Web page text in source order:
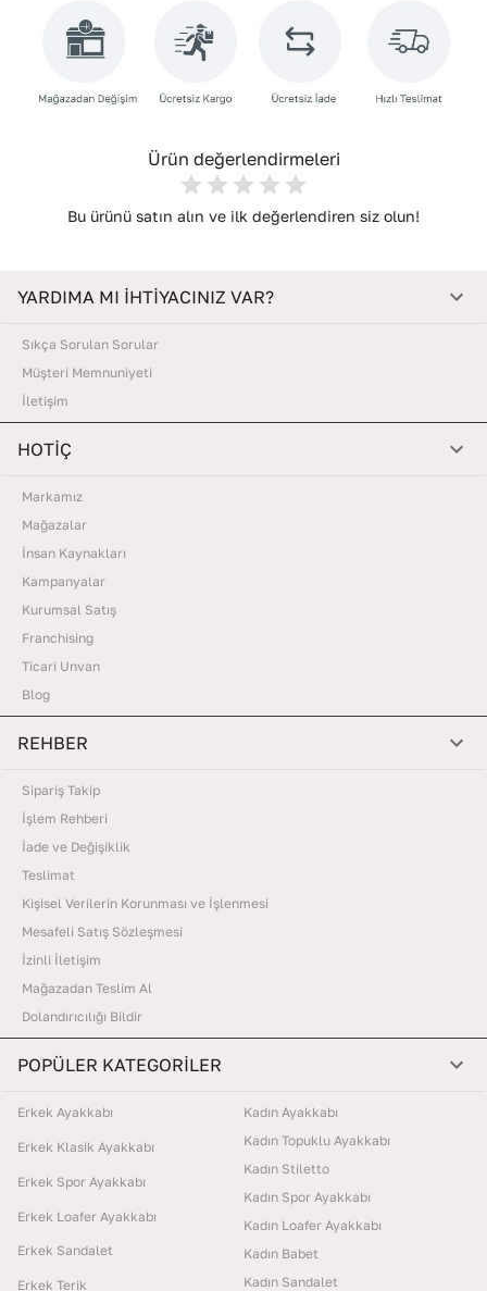
Topuk Tipi:İnce Topuklu
arındırın. Hafif nemli bezle silin, doğal olarak kurumasını
Ürün değerlendirmeleri
Bu ürünü satın alın ve ilk değerlendiren siz olun!
YARDIMA MI İHTİYACINIZ VAR?
Sıkça Sorulan Sorular
Müşteri Memnuniyeti
İletişim
HOTİÇ
Markamız
Mağazalar
İnsan Kaynakları
Kampanyalar
Kurumsal Satış
Franchising
Ticari Unvan
Blog
REHBER
Sipariş Takip
İşlem Rehberi
İade ve Değişiklik
Teslimat
Kişisel Verilerin Korunması ve İşlenmesi
Mesafeli Satış Sözleşmesi
İzinli İletişim
Mağazadan Teslim Al
Dolandırıcılığı Bildir
POPÜLER KATEGORİLER
Erkek Ayakkabı
Erkek Klasik Ayakkabı
Erkek Spor Ayakkabı
Erkek Loafer Ayakkabı
Erkek Sandalet
Erkek Terik
Kadın Ayakkabı
Kadın Topuklu Ayakkabı
Kadın Stiletto
Kadın Spor Ayakkabı
Kadın Loafer Ayakkabı
Kadın Babet
Kadın Sandalet